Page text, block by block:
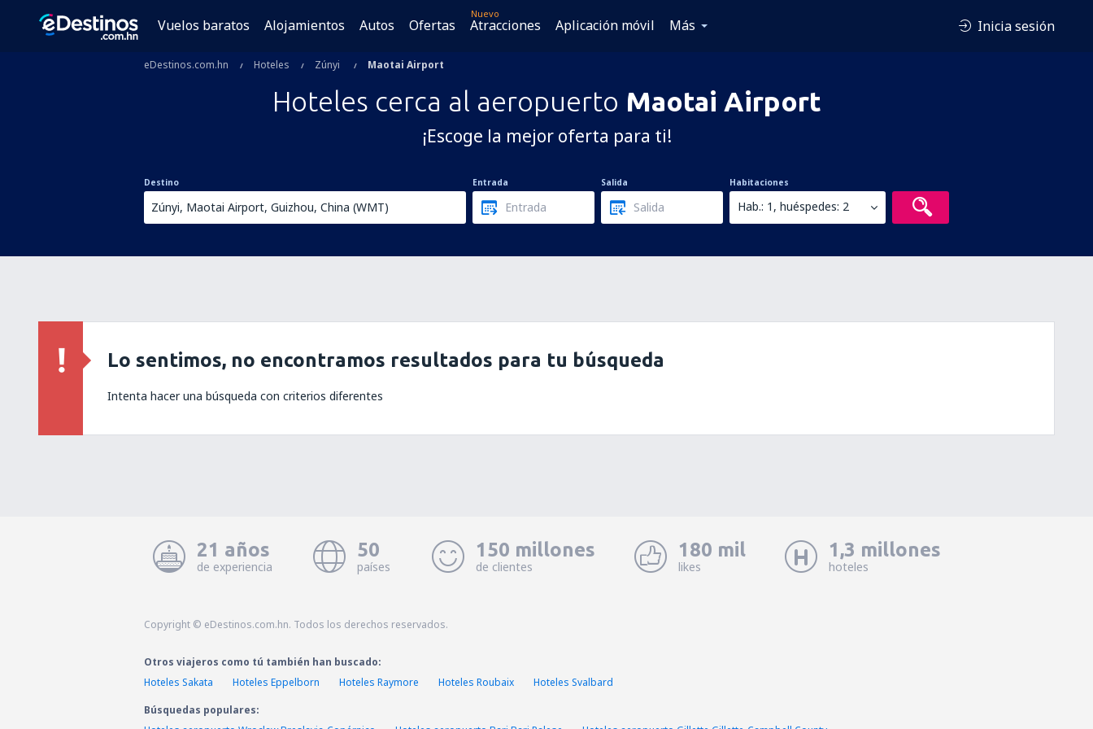
Vuelos baratos Alojamientos Autos Ofertas
Nuevo
Atracciones Aplicación móvil Más Inicia sesión
eDestinos.com.hn Hoteles Zúnyi Maotai Airport
Hoteles cerca al aeropuerto Maotai Airport
¡Escoge la mejor oferta para ti!
Destino Entrada Salida Habitaciones
Hab.: 1, huéspedes: 2
Lo sentimos, no encontramos resultados para tu búsqueda
Intenta hacer una búsqueda con criterios diferentes
21 años
de experiencia
50
países
150 millones
de clientes
180 mil
likes
1,3 millones
hoteles
Copyright © eDestinos.com.hn. Todos los derechos reservados.
Otros viajeros como tú también han buscado:
Hoteles Sakata
Hoteles Eppelborn Hoteles Raymore Hoteles Roubaix
Hoteles Svalbard
Búsquedas populares: